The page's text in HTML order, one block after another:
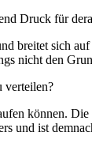
Druck für
breitet sich
nicht den
verteilen?
können.
und ist